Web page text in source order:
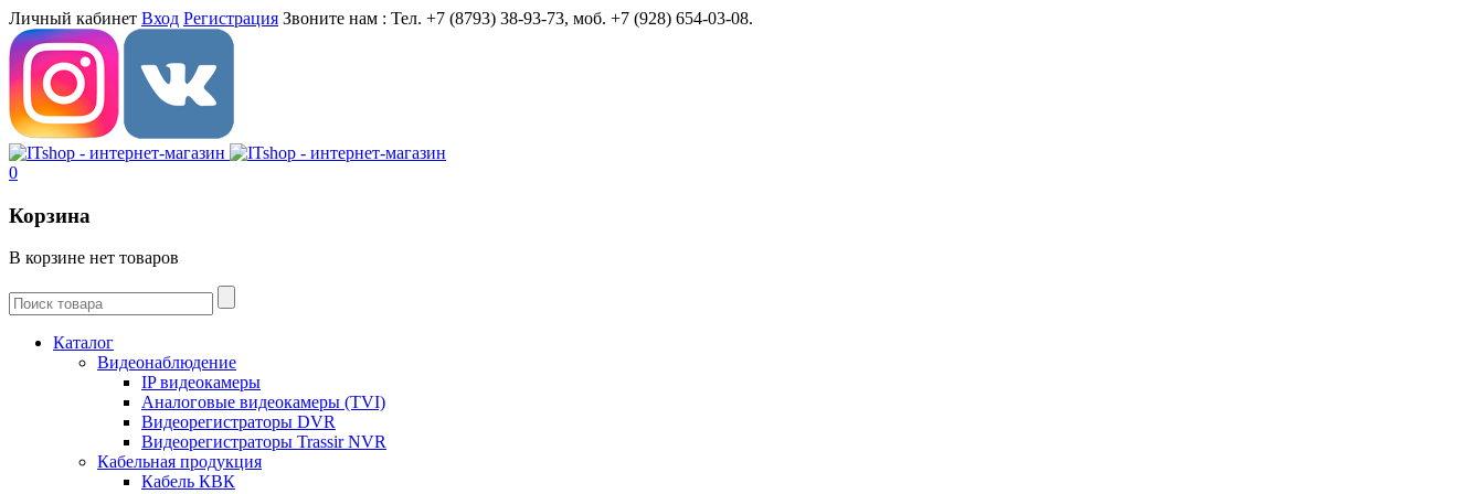
Личный кабинет Вход Регистрация Звоните нам : Тел. +7 (8793) 38-93-73, моб. +7 (928) 654-03-08.
0
Корзина
В корзине нет товаров
Каталог
Видеонаблюдение
IP видеокамеры
Aналоговые видеокамеры (TVI)
Видеорегистраторы DVR
Видеорегистраторы Trassir NVR
Кабельная продукция
Кабель КВК